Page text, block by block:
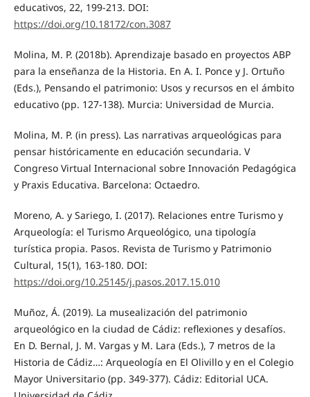
educativos, 22, 199-213. DOI:
https://doi.org/10.18172/con.3087
Molina, M. P. (2018b). Aprendizaje basado en proyectos ABP
para la enseñanza de la Historia. En A. I. Ponce y J. Ortuño
(Eds.), Pensando el patrimonio: Usos y recursos en el ámbito
educativo (pp. 127-138). Murcia: Universidad de Murcia.
Molina, M. P. (in press). Las narrativas arqueológicas para
pensar históricamente en educación secundaria. V
Congreso Virtual Internacional sobre Innovación Pedagógica
y Praxis Educativa. Barcelona: Octaedro.
Moreno, A. y Sariego, I. (2017). Relaciones entre Turismo y
Arqueología: el Turismo Arqueológico, una tipología
turística propia. Pasos. Revista de Turismo y Patrimonio
Cultural, 15(1), 163-180. DOI:
https://doi.org/10.25145/j.pasos.2017.15.010
Muñoz, Á. (2019). La musealización del patrimonio
arqueológico en la ciudad de Cádiz: reflexiones y desafíos.
En D. Bernal, J. M. Vargas y M. Lara (Eds.), 7 metros de la
Historia de Cádiz…: Arqueología en El Olivillo y en el Colegio
Mayor Universitario (pp. 349-377). Cádiz: Editorial UCA.